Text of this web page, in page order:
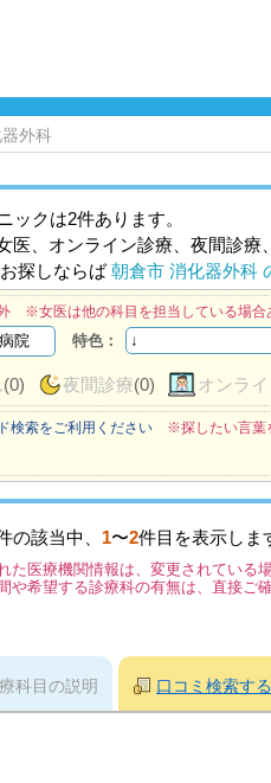
外科
クは2件あります。
医、オンライン診療、夜間診
探しならば朝倉市 消化器外科
※女医は他の科目を担当している場合
特色：
(0) 夜間診療(0) オンラ
検索をご利用ください ※探したい言葉
の該当中、 1〜2件目を表示しま
た医療機関情報は、変更されている
や希望する診療科の有無は、直接ご確
科目の説明 口コミ検索する